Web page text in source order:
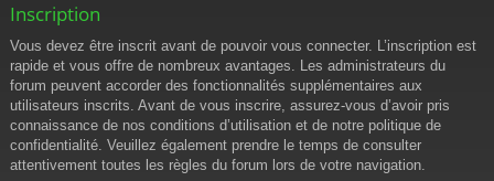
Inscription
Vous devez être inscrit avant de pouvoir vous connecter. L’inscription est
rapide et vous offre de nombreux avantages. Les administrateurs du
forum peuvent accorder des fonctionnalités supplémentaires aux
utilisateurs inscrits. Avant de vous inscrire, assurez-vous d’avoir pris
connaissance de nos conditions d’utilisation et de notre politique de
confidentialité. Veuillez également prendre le temps de consulter
attentivement toutes les règles du forum lors de votre navigation.